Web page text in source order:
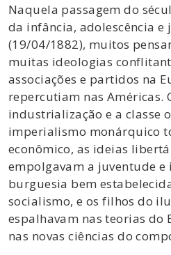
Naquela passagem do
da infância, adolescência e
(19/04/1882), muitos
muitas ideologias
associações e partidos na
repercutiam nas Américas.
industrialização e a classe
imperialismo monárquico
econômico, as ideias
empolgavam a juventude
burguesia bem
socialismo, e os filhos do
espalhavam nas teorias do
nas novas ciências do